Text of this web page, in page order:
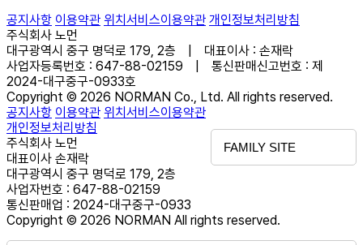
공지사항 이용약관 위치서비스이용약관 개인정보처리방침
주식회사 노먼
대구광역시 중구 명덕로 179, 2층 | 대표이사 : 손재락
사업자등록번호 : 647-88-02159 | 통신판매신고번호 : 제
2024-대구중구-0933호
Copyright © 2026 NORMAN Co., Ltd. All rights reserved.
FAMILY SITE
공지사항 이용약관 위치서비스이용약관
개인정보처리방침
주식회사 노먼
대표이사 손재락
대구광역시 중구 명덕로 179, 2층
사업자번호 : 647-88-02159
통신판매업 : 2024-대구중구-0933
Copyright © 2026 NORMAN All rights reserved.